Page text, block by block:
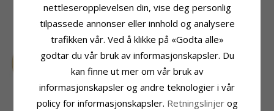
KUNDER KJØPER OGSÅ
SALE 15%
nettleseropplevelsen din, vise deg personlig
tilpassede annonser eller innhold og analysere
trafikken vår. Ved å klikke på «Godta alle»
godtar du vår bruk av informasjonskapsler. Du
kan finne ut mer om vår bruk av
informasjonskapsler og andre teknologier i vår
policy for informasjonskapsler. Retningslinjer og